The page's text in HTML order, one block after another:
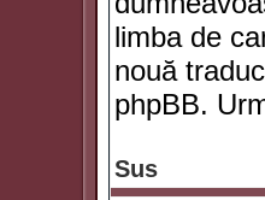
limba de
nouă
phpBB.
Sus